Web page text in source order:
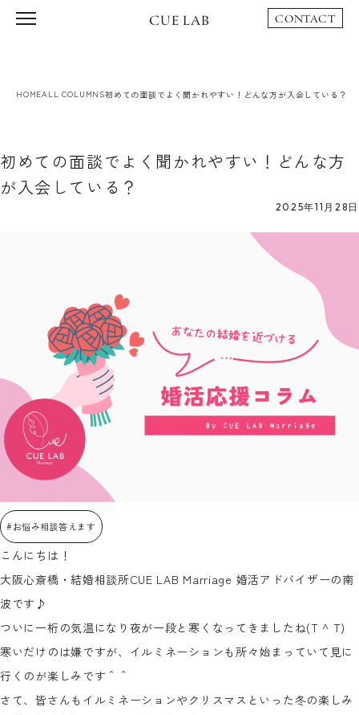
CUE LAB CONTACT
HOMEALL COLUMNS初めての面談でよく聞かれやすい！どんな方が入会している？
初めての面談でよく聞かれやすい！どんな方
が入会している？
2025年11月28日
#お悩み相談答えます
こんにちは！
大阪心斎橋・結婚相談所CUE LAB Marriage 婚活アドバイザーの南
波です♪
ついに一桁の気温になり夜が一段と寒くなってきましたね(T ^ T)
寒いだけのは嫌ですが、イルミネーションも所々始まっていて見に
行くのが楽しみです＾＾
さて、皆さんもイルミネーションやクリスマスといった冬の楽しみ